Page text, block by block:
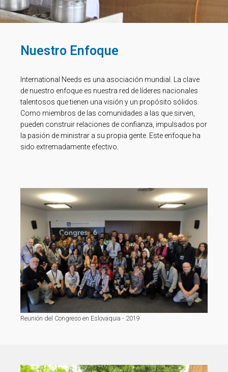
Nuestro Enfoque
International Needs es una asociación mundial. La clave
de nuestro enfoque es nuestra red de líderes nacionales
talentosos que tienen una visión y un propósito sólidos.
Como miembros de las comunidades a las que sirven,
pueden construir relaciones de confianza, impulsados por
la pasión de ministrar a su propia gente. Este enfoque ha
sido extremadamente efectivo.
Reunión del Congreso en Eslovaquia - 2019